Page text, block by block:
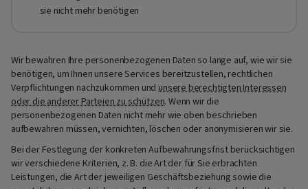
sie nicht mehr benötigen
Wir bewahren Ihre personenbezogenen Daten so lange auf, wie wir sie
benötigen, um Ihnen unsere Services bereitzustellen, rechtlichen
Verpflichtungen nachzukommen und unsere berechtigten Interessen
oder die anderer Parteien zu schützen. Wenn wir die
personenbezogenen Daten nicht mehr wie oben beschrieben
aufbewahren müssen, vernichten, löschen oder anonymisieren wir sie.
Bei der Festlegung der konkreten Aufbewahrungsfrist berücksichtigen
wir verschiedene Kriterien, z. B. die Art der für Sie erbrachten
Leistungen, die Art der jeweiligen Geschäftsbeziehung sowie die